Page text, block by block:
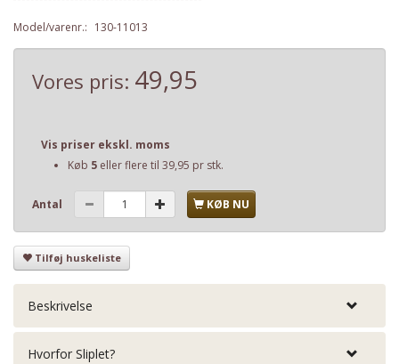
Model/varenr.: 130-11013
Vores pris: 49,95
Vis priser ekskl. moms
Køb 5 eller flere til 39,95 pr stk.
Antal KØB NU
Tilføj huskeliste
Beskrivelse
Hvorfor Sliplet?